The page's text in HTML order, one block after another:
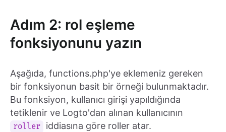
Adım 2: rol eşleme
fonksiyonunu yazın
Aşağıda, functions.php'ye eklemeniz gereken
bir fonksiyonun basit bir örneği bulunmaktadır.
Bu fonksiyon, kullanıcı girişi yapıldığında
tetiklenir ve Logto'dan alınan kullanıcının
roller iddiasına göre roller atar.